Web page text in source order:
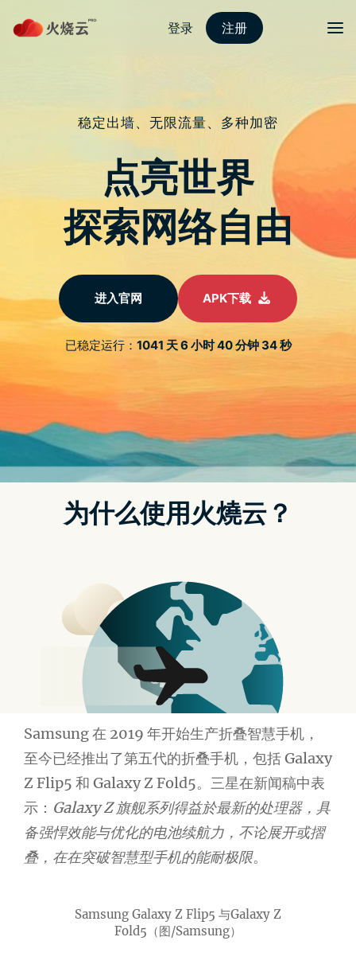
to 2023最新PROTONVPN
Samsung 第五代可折叠
Galaxy 已推出！ iPhone 折
叠机 在哪？苹果想走什麽
路线？ – 苹果迷
APPLEFANS
随着科技的进步，智慧型手机的设计与功能也不
Galaxy 系列手机，包括 Galaxy Z Flip5 和
Galaxy Z Fold5，这两款手机在折叠设计上都有
许多新的功能，然而众所期待的 iPhone 折叠机
似乎是不打算随波逐流，那麽苹果又打算何时才
会加入折叠机的市场呢？
Samsung 第五代可折叠 Galaxy
的登场： iPhone 折叠机 将如
何回应？
Samsung 在 2019 年开始生产折叠智慧手机，
至今已经推出了第五代的折叠手机，包括 Galaxy
Z Flip5 和 Galaxy Z Fold5。三星在新闻稿中表
示： Galaxy Z 旗舰系列得益於最新的处理器，具
备强悍效能与优化的电池续航力，不论展开或摺
叠，在在突破智慧型手机的能耐极限。
Samsung Galaxy Z Flip5 与Galaxy Z
Fold5（图/Samsung）